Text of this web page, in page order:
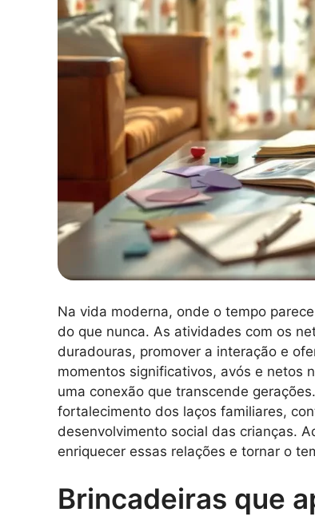
Na vida moderna, onde o tempo
do que nunca. As atividades com os
duradouras, promover a interação e
momentos significativos, avós e netos
uma conexão que transcende
fortalecimento dos laços familiares,
desenvolvimento social das crianças.
enriquecer essas relações e tornar o
Brincadeiras que